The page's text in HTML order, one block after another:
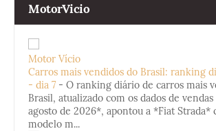
MotorVicio
Motor Vício
Carros mais vendidos do Brasil: ranking
- dia 7 - O ranking diário de carros mais
Brasil, atualizado com os dados de
agosto de 2026*, apontou a *Fiat Strada*
modelo m...